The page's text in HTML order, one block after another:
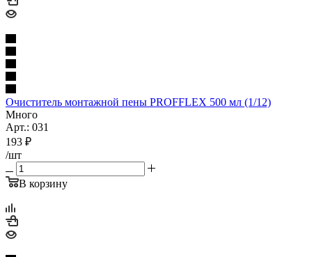
Очиститель монтажной пены PROFFLEX 500 мл (1/12)
Много
Арт.: 031
193 ₽
/шт
В корзину